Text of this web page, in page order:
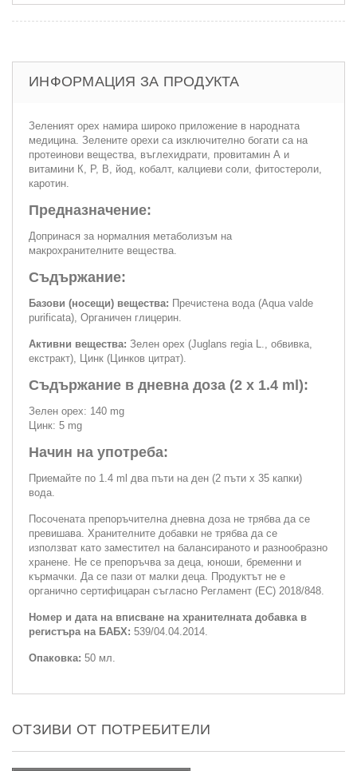
ИНФОРМАЦИЯ ЗА ПРОДУКТА
Зеленият орех намира широко приложение в народната
медицина. Зелените орехи са изключително богати са на
протеинови вещества, въглехидрати, провитамин А и
витамини К, Р, В, йод, кобалт, калциеви соли, фитостероли,
каротин.
Предназначение:
Допринася за нормалния метаболизъм на
макрохранителните вещества.
Съдържание:
Базови (носещи) вещества: Пречистена вода (Aqua valde
purificata), Органичен глицерин.
Активни вещества: Зелен орех (Juglans regia L., обвивка,
екстракт), Цинк (Цинков цитрат).
Съдържание в дневна доза (2 х 1.4 ml):
Зелен орех: 140 mg
Цинк: 5 mg
Начин на употреба:
Приемайте по 1.4 ml два пъти на ден (2 пъти х 35 капки)
вода.
Посочената препоръчителна дневна доза не трябва да се
превишава. Хранителните добавки не трябва да се
използват като заместител на балансираното и разнообразно
хранене. Не се препоръчва за деца, юноши, бременни и
кърмачки. Да се пази от малки деца. Продуктът не е
органично сертифицаран съгласно Регламент (ЕС) 2018/848.
Номер и дата на вписване на хранителната добавка в
регистъра на БАБХ: 539/04.04.2014.
Опаковка: 50 мл.
ОТЗИВИ ОТ ПОТРЕБИТЕЛИ